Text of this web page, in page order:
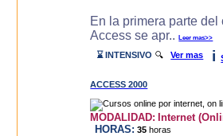
En la primera parte del
Access se apr..Leer mas>>
⌛ INTENSIVO 🔍Ver mas i
ACCESS 2000
MODALIDAD: Internet
HORAS: 35 horas